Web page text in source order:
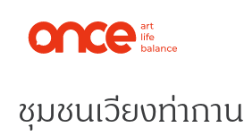
ชุมชนเวียงท่ากาน